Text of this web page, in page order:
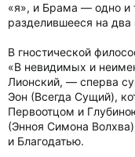
«я», и Брама — одно и
разделившееся на два
В гностической
«В невидимых и
Лионский, — сперва
Эон (Всегда Сущий),
Первоотцом и
(Энноя Симона
и Благодатью.